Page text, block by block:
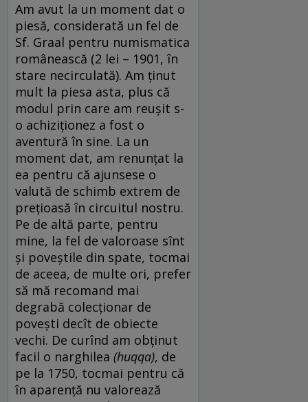
Am avut la un moment dat o
piesă, considerată un fel de
Sf. Graal pentru numismatica
românească (2 lei – 1901, în
stare necirculată). Am ținut
mult la piesa asta, plus că
modul prin care am reușit s-
o achiziționez a fost o
aventură în sine. La un
moment dat, am renunțat la
ea pentru că ajunsese o
valută de schimb extrem de
prețioasă în circuitul nostru.
Pe de altă parte, pentru
mine, la fel de valoroase sînt
și poveștile din spate, tocmai
de aceea, de multe ori, prefer
să mă recomand mai
degrabă colecționar de
povești decît de obiecte
vechi. De curînd am obținut
facil o narghilea (huqqa), de
pe la 1750, tocmai pentru că
în aparență nu valorează